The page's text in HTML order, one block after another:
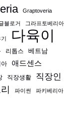
Graptoveria
블로거 그라프토베리아
다육이
리톱스
베트남
아 애드센스
직장생활 직장인
파이썬 파키베리아